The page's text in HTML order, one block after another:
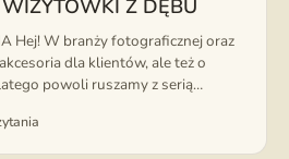
Z DĘBU
Hej! W branży fotograficznej oraz
dla klientów, ale też o
powoli ruszamy z serią